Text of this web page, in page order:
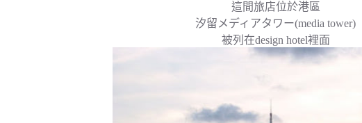
這間旅店位於港區
汐留メディアタワー(media tower)
被列在design hotel裡面